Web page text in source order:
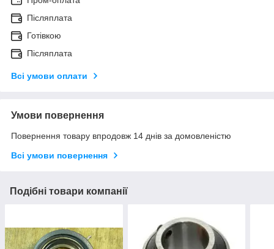
Післяплата
Готівкою
Післяплата
Всі умови оплати
Умови повернення
Повернення товару впродовж 14 днів за домовленістю
Всі умови повернення
Подібні товари компанії